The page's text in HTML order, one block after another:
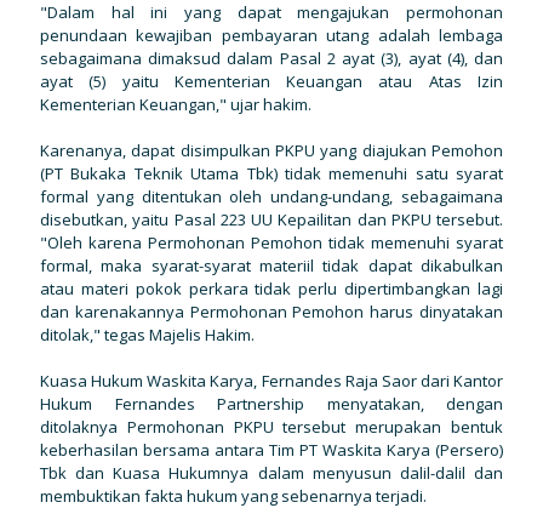
"Dalam hal ini yang dapat mengajukan permohonan
penundaan kewajiban pembayaran utang adalah lembaga
sebagaimana dimaksud dalam Pasal 2 ayat (3), ayat (4), dan
ayat (5) yaitu Kementerian Keuangan atau Atas Izin
Kementerian Keuangan," ujar hakim.
Karenanya, dapat disimpulkan PKPU yang diajukan Pemohon
(PT Bukaka Teknik Utama Tbk) tidak memenuhi satu syarat
formal yang ditentukan oleh undang-undang, sebagaimana
disebutkan, yaitu Pasal 223 UU Kepailitan dan PKPU tersebut.
"Oleh karena Permohonan Pemohon tidak memenuhi syarat
formal, maka syarat-syarat materiil tidak dapat dikabulkan
atau materi pokok perkara tidak perlu dipertimbangkan lagi
dan karenakannya Permohonan Pemohon harus dinyatakan
ditolak," tegas Majelis Hakim.
Kuasa Hukum Waskita Karya, Fernandes Raja Saor dari Kantor
Hukum Fernandes Partnership menyatakan, dengan
ditolaknya Permohonan PKPU tersebut merupakan bentuk
keberhasilan bersama antara Tim PT Waskita Karya (Persero)
Tbk dan Kuasa Hukumnya dalam menyusun dalil-dalil dan
membuktikan fakta hukum yang sebenarnya terjadi.